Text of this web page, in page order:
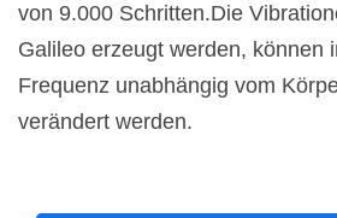
von 9.000 Schritten.Die
Galileo erzeugt werden, können
Frequenz unabhängig vom
verändert werden.